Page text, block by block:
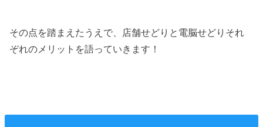
その点を踏まえたうえで、店舗せどりと電脳せどりそれ
ぞれのメリットを語っていきます！